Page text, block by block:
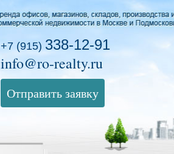
+7 (915) 338-12-91
info@ro-realty.ru
Отправить заявку